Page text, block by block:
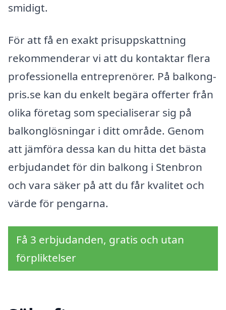
smidigt.
För att få en exakt prisuppskattning
rekommenderar vi att du kontaktar flera
professionella entreprenörer. På balkong-
pris.se kan du enkelt begära offerter från
olika företag som specialiserar sig på
balkonglösningar i ditt område. Genom
att jämföra dessa kan du hitta det bästa
erbjudandet för din balkong i Stenbron
och vara säker på att du får kvalitet och
värde för pengarna.
Få 3 erbjudanden, gratis och utan
förpliktelser